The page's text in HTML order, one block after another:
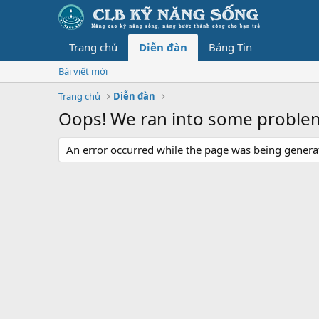
Trang chủ Diễn đàn Bảng Tin
Bài viết mới
Trang chủ
Diễn đàn
Oops! We ran into some
An error occurred while the page was being